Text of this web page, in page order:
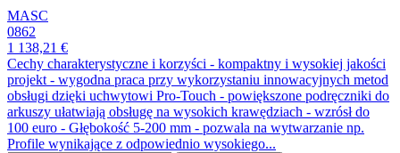
MASC
0862
1 138,21 €
Cechy charakterystyczne i korzyści - kompaktny i wysokiej jakości
projekt - wygodna praca przy wykorzystaniu innowacyjnych metod
obsługi dzięki uchwytowi Pro-Touch - powiększone podręczniki do
arkuszy ułatwiają obsługę na wysokich krawędziach - wzrósł do
100 euro - Głębokość 5-200 mm - pozwala na wytwarzanie np.
Profile wynikające z odpowiednio wysokiego...